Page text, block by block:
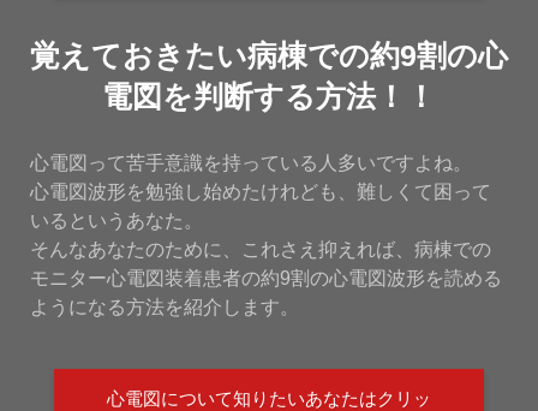
覚えておきたい病棟での約9割の心
電図を判断する方法！！
心電図って苦手意識を持っている人多いですよね。
心電図波形を勉強し始めたけれども、難しくて困って
いるというあなた。
そんなあなたのために、これさえ抑えれば、病棟での
モニター心電図装着患者の約9割の心電図波形を読める
ようになる方法を紹介します。
心電図について知りたいあなたはクリッ